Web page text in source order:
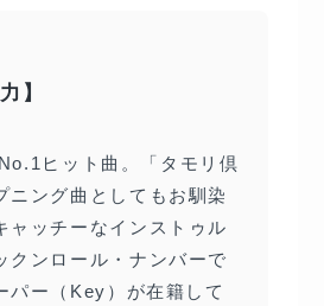
】
ヒット曲。「タモリ倶
ニング曲としてもお馴染
ャッチーなインストゥル
クンロール・ナンバーで
パー（Key）が在籍して